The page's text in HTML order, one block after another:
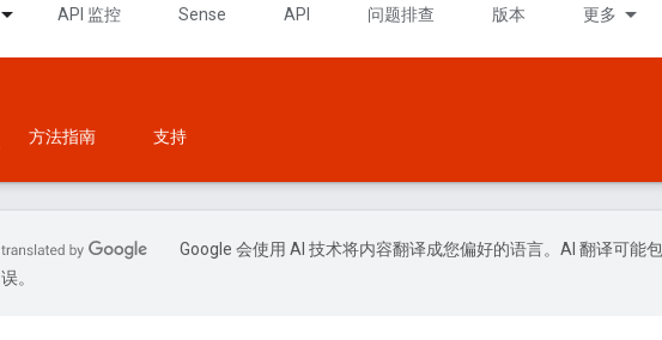
API 监控 Sense API 问题排查 版本 更多
方法指南 支持
Google 会使用 AI 技术将内容翻译成您偏好的语言。AI 翻译可能
误。